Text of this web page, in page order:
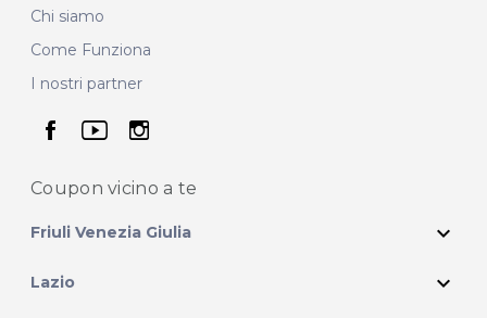
Chi siamo
Come Funziona
I nostri partner
seguici su facebook
seguici su youtube
seguici su instagram
Coupon vicino a te
Friuli Venezia Giulia expand_more
Lazio expand_more